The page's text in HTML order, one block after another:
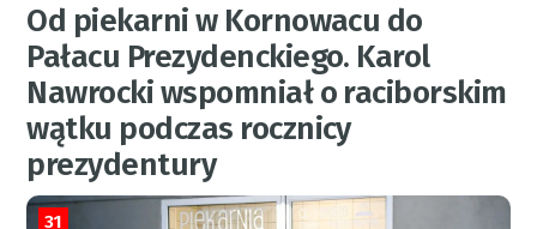
Od piekarni w Kornowacu do
Pałacu Prezydenckiego. Karol
Nawrocki wspomniał o raciborskim
wątku podczas rocznicy
prezydentury
31